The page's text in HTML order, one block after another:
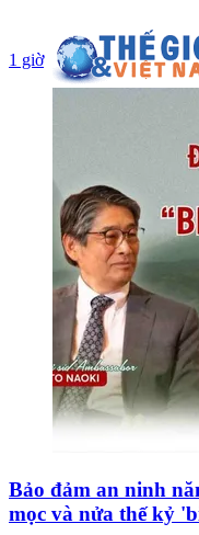
1 giờ
Bảo đảm an ninh
mọc và nửa thế kỷ